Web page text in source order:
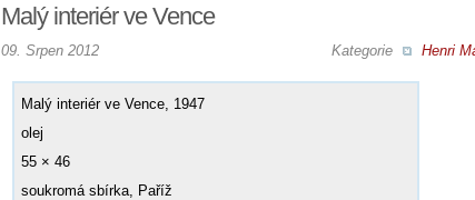
Malý interiér ve Vence
Kategorie Henri
09. Srpen 2012
Malý interiér ve Vence, 1947
olej
55 × 46
soukromá sbírka, Paříž